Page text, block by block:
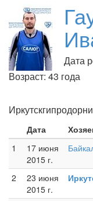
Дата
Возраст: 43 года
Дата
1
17 июня
2015 г.
2
23 июня
2015 г.